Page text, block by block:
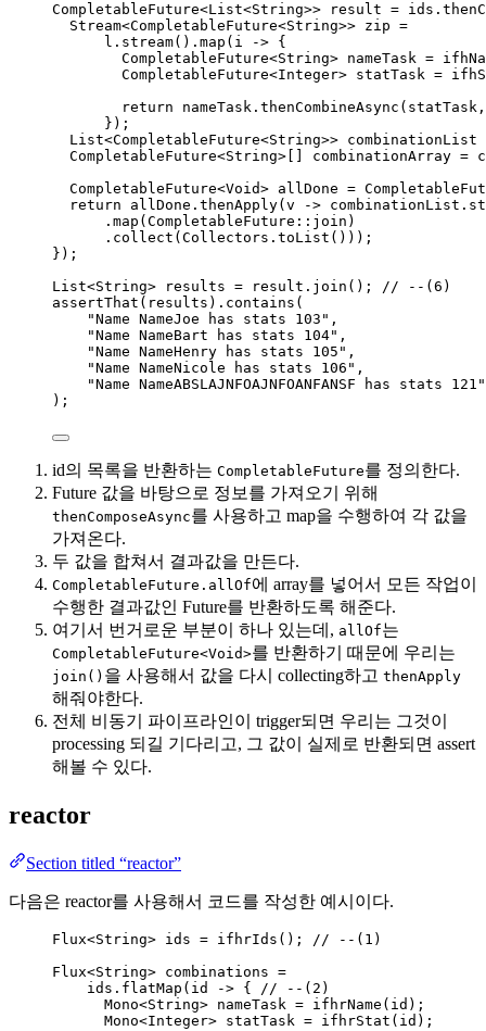
CompletableFuture<List<String>> result = ids .
Stream<CompletableFuture<String>> zip =
l . stream() . map ( i -> {
CompletableFuture<String> nameTask =
CompletableFuture<Integer> statTask =
return
nameTask . thenCombineAsync (
} ) ;
List<CompletableFuture<String>> combinationList
CompletableFuture<String>[] combinationArray =
CompletableFuture<Void> allDone =
return
allDone . thenApply( v -> combinationList .
. map ( CompletableFuture :: join )
. collect ( Collectors . toList ())) ;
} ) ;
List<String> results = result . join () ; // --(6)
assertThat ( results ) . contains (
"Name NameJoe has stats 103 " ,
"Name NameBart has stats 104" ,
"Name NameHenry has stats 105 " ,
"Name NameNicole has stats 106 " ,
"Name NameABSLAJNFOAJNFOANFANSF has stats 121 "
) ;
id의 목록을 반환하는 CompletableFuture를 정의한다.
Future 값을 바탕으로 정보를 가져오기 위해
thenComposeAsync를 사용하고 map을 수행하여 각 값을
가져온다.
두 값을 합쳐서 결과값을 만든다.
CompletableFuture.allOf에 array를 넣어서 모든 작업이
수행한 결과값인 Future를 반환하도록 해준다.
여기서 번거로운 부분이 하나 있는데, allOf는
CompletableFuture<Void>를 반환하기 때문에 우리는
join() 을 사용해서 값을 다시 collecting하고 thenApply
해줘야한다.
전체 비동기 파이프라인이 trigger되면 우리는 그것이
processing 되길 기다리고, 그 값이 실제로 반환되면 assert
해볼 수 있다.
reactor
Section titled “reactor”
다음은 reactor를 사용해서 코드를 작성한 예시이다.
Flux<String> ids = ifhrIds () ; // --(1)
Flux<String> combinations =
ids . flatMap ( id -> { // --(2)
Mono<String> nameTask = ifhrName ( id ) ;
Mono<Integer> statTask = ifhrStat ( id ) ;